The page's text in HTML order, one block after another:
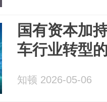
国有资本加
车行业转型
知顿 2026-05-06